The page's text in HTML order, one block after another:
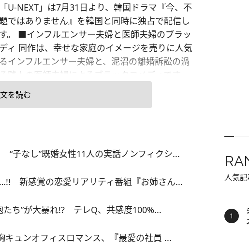
U-NEXT」は7月31日より、韓国ドラマ『今、不
ではありません』を韓国と同時に独占で配信し
。 ■インフルエンサー夫婦と医師夫婦のブラッ
ィ 同作は、幸せな家庭のイメージを売りに人気
インフルエンサー夫婦と、泥沼の離婚訴訟の渦
隣人の医師夫婦によるブラックコメディです。
自力で成功を収めたインテリア事業のインフル
・ギョンヒを演じるキム・ヘスさんと、隣人の
イリッシュで緩急のある演出力に定評のある
をもつキム・ジヨンプロデューサーと、ファ
信概要 タイトル：今、不倫が問題ではありませ
（8月14日より毎週1話更新） 価格：440円／2
を読む
子なし”既婚女性11人の実話ノンフィクシ...
新感覚の恋愛リアリティ番組『お姉さん...
ち”が大暴れ!? テレQ、共感度100%...
ュンオフィスロマンス、『最愛の社員 ...
人気